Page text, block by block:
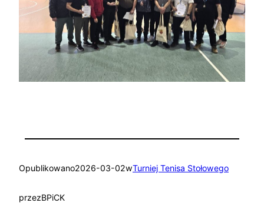
Opublikowano2026-03-02wTurniej Tenisa Stołowego
przezBPiCK